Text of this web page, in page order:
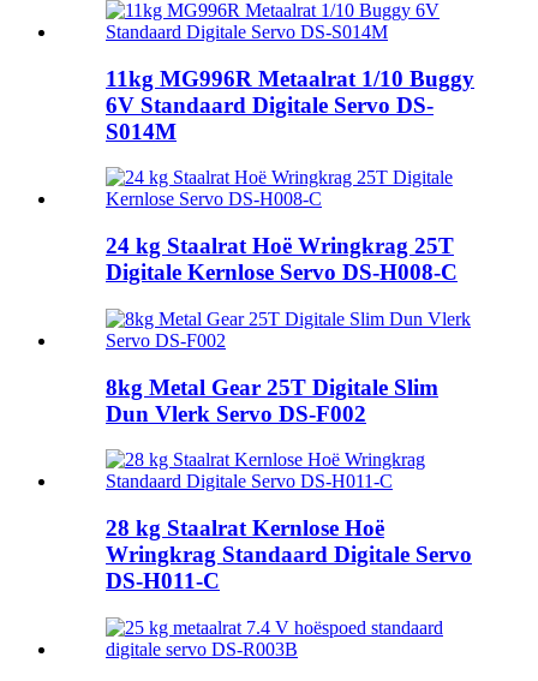
11kg MG996R Metaalrat 1/10 Buggy
6V Standaard Digitale Servo DS-
S014M
24 kg Staalrat Hoë Wringkrag 25T
Digitale Kernlose Servo DS-H008-C
8kg Metal Gear 25T Digitale Slim
Dun Vlerk Servo DS-F002
28 kg Staalrat Kernlose Hoë
Wringkrag Standaard Digitale Servo
DS-H011-C